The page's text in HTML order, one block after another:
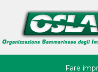
navigation
Fare